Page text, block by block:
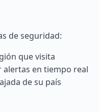
de seguridad:
que visita
alertas en tiempo real
de su país